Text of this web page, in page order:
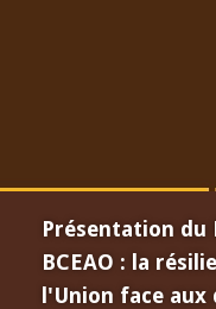
Présentation du
BCEAO : la
l'Union face